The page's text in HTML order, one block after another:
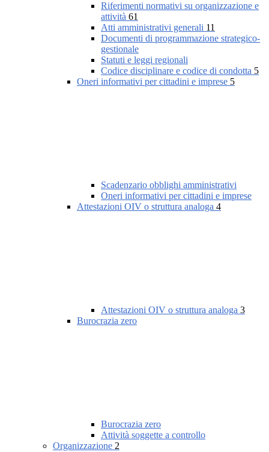
Riferimenti normativi su organizzazione e
attività 61
Atti amministrativi generali 11
Documenti di programmazione strategico-
gestionale
Statuti e leggi regionali
Codice disciplinare e codice di condotta 5
Oneri informativi per cittadini e imprese 5
Scadenzario obblighi amministrativi
Oneri informativi per cittadini e imprese
Attestazioni OIV o struttura analoga 4
Attestazioni OIV o struttura analoga 3
Burocrazia zero
Burocrazia zero
Attività soggette a controllo
Organizzazione 2